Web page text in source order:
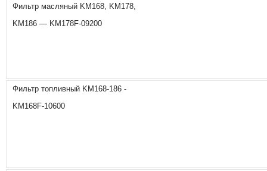
Фильтр масляный KM168, KM178,
KM186 — KM178F-09200
Фильтр топливный KM168-186 -
KM168F-10600